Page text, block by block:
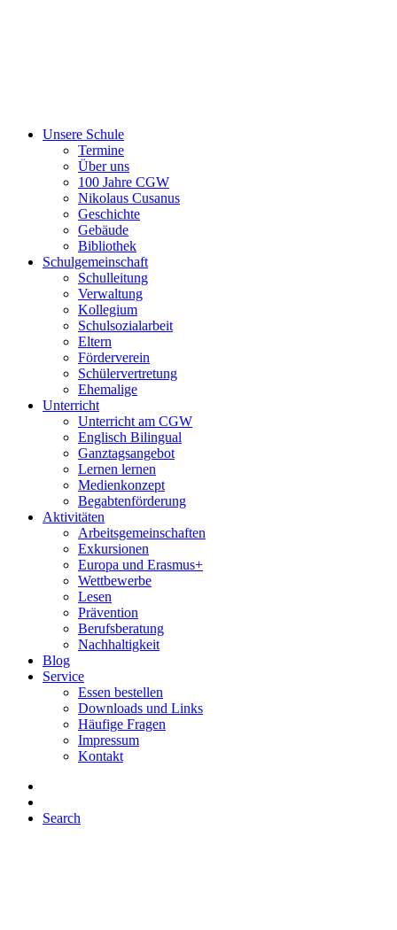
Unsere Schule
Termine
Über uns
100 Jahre CGW
Nikolaus Cusanus
Geschichte
Gebäude
Bibliothek
Schulgemeinschaft
Schulleitung
Verwaltung
Kollegium
Schulsozialarbeit
Eltern
Förderverein
Schülervertretung
Ehemalige
Unterricht
Unterricht am CGW
Englisch Bilingual
Ganztagsangebot
Lernen lernen
Medienkonzept
Begabtenförderung
Aktivitäten
Arbeitsgemeinschaften
Exkursionen
Europa und Erasmus+
Wettbewerbe
Lesen
Prävention
Berufsberatung
Nachhaltigkeit
Blog
Service
Essen bestellen
Downloads und Links
Häufige Fragen
Impressum
Kontakt
Search